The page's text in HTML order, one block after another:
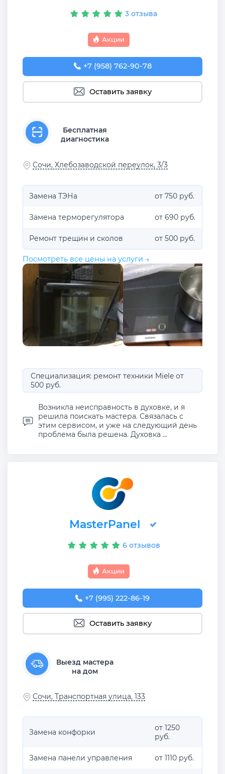
3 отзыва
Акции
+7 (958) 762-90-78
Оставить заявку
Бесплатная
диагностика
Сочи, Хлебозаводской переулок, 3/3
Замена ТЭНа от 750 руб.
Замена терморегулятора от 690 руб.
Ремонт трещин и сколов от 500 руб.
Посмотреть все цены на услуги →
Специализация: ремонт техники Miele от
500 руб.
Возникла неисправность в духовке, и я
решила поискать мастера. Связалась с
этим сервисом, и уже на следующий день
проблема была решена. Духовка ...
MasterPanel
6 отзывов
Акции
+7 (995) 222-86-19
Оставить заявку
Выезд мастера
на дом
Сочи, Транспортная улица, 133
Замена конфорки
от 1250
руб.
Замена панели управления от 1110 руб.